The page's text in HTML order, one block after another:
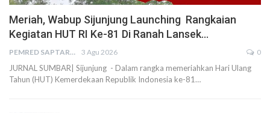
Meriah, Wabup Sijunjung Launching Rangkaian
Kegiatan HUT RI Ke-81 Di Ranah Lansek…
PEMRED SAPTARIUS 3 Agu 2026 0
JURNAL SUMBAR| Sijunjung - Dalam rangka memeriahkan Hari Ulang
Tahun (HUT) Kemerdekaan Republik Indonesia ke-81…